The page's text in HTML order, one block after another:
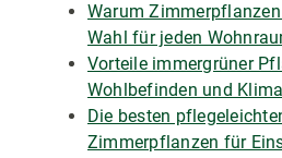
Warum
Wahl für jeden
Vorteile immergrüner
Wohlbefinden und Klima
Die besten
Zimmerpflanzen für